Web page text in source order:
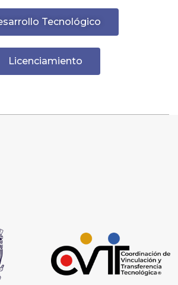
Tecnológico
Licenciamiento